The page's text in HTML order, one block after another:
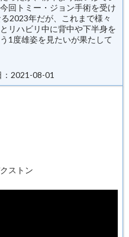
回トミー・ジョン手術を受け
2023年だが、これまで様々
リハビリ中に背中や下半身を
1度雄姿を見たいが果たして
2021-08-01
ストン